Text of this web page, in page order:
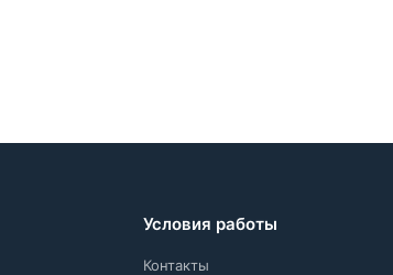
Условия работы
Контакты